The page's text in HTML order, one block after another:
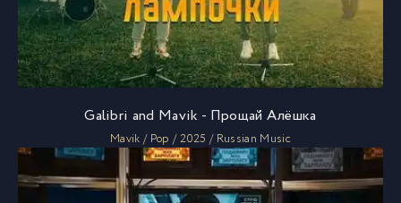
Galibri and Mavik - Прощай Алёшка
Mavik / Pop / 2025 / Russian Music